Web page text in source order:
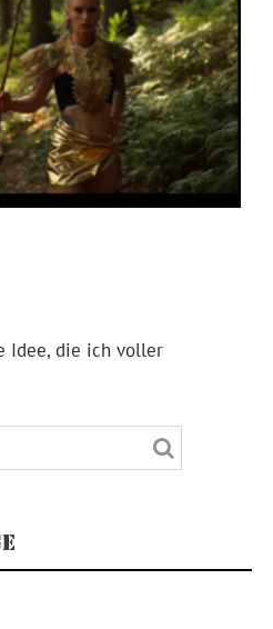
Idee, die ich voller